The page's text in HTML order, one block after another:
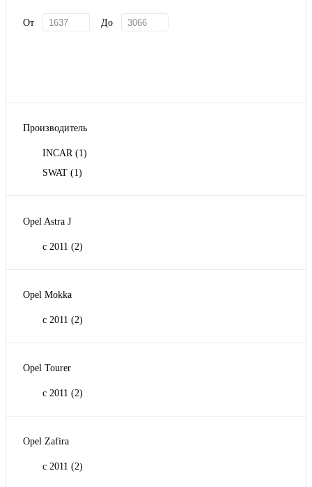
От До
Производитель
INCAR (1)
SWAT (1)
Opel Astra J
с 2011 (2)
Opel Mokka
с 2011 (2)
Opel Tourer
с 2011 (2)
Opel Zafira
с 2011 (2)